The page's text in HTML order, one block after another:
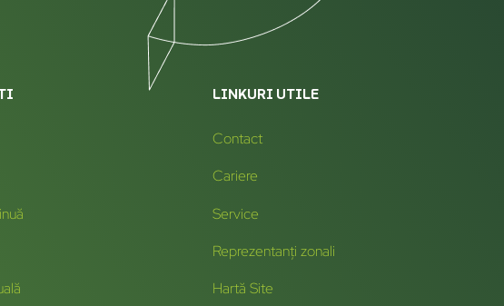
LINKURI UTILE
Contact
Cariere
Service
Reprezentanți zonali
Hartă Site